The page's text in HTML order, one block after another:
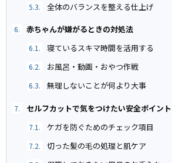
5.3. 全体のバランスを整える仕上げ
6. 赤ちゃんが嫌がるときの対処法
6.1. 寝ているスキマ時間を活用する
6.2. お風呂・動画・おやつ作戦
6.3. 無理しないことが何より大事
7. セルフカットで気をつけたい安全ポイント
7.1. ケガを防ぐためのチェック項目
7.2. 切った髪の毛の処理と肌ケア